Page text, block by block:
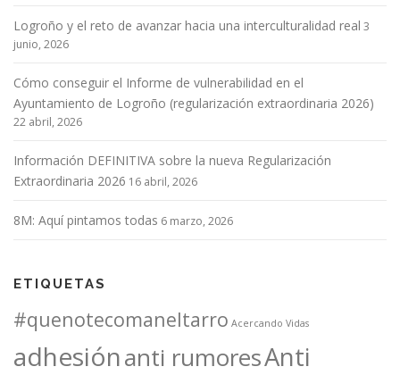
Logroño y el reto de avanzar hacia una interculturalidad real 3
junio, 2026
Cómo conseguir el Informe de vulnerabilidad en el
Ayuntamiento de Logroño (regularización extraordinaria 2026)
22 abril, 2026
Información DEFINITIVA sobre la nueva Regularización
Extraordinaria 2026 16 abril, 2026
8M: Aquí pintamos todas 6 marzo, 2026
ETIQUETAS
#quenotecomaneltarro Acercando Vidas
adhesiónanti rumoresAnti